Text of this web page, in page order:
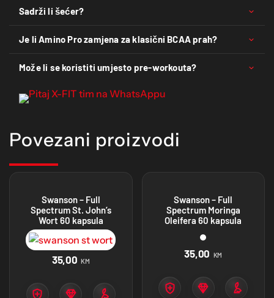
Sadrži li šećer?
Je li Amino Pro zamjena za klasični BCAA prah?
Može li se koristiti umjesto pre-workouta?
Povezani proizvodi
Swanson – Full
Spectrum St. John’s
Wort 60 kapsula
35,00 KM
Swanson – Full
Spectrum Moringa
Oleifera 60 kapsula
35,00 KM